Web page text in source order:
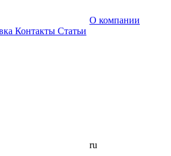
О компании
Контакты Статьи
ru